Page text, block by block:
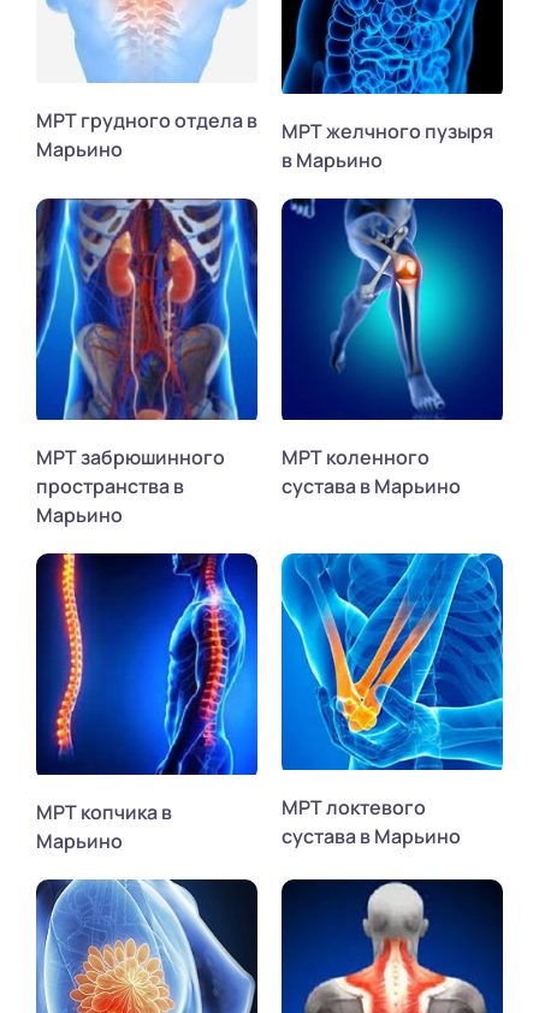
МРТ грудного отдела в
Марьино
МРТ желчного пузыря
в Марьино
МРТ забрюшинного
пространства в
Марьино
МРТ коленного
сустава в Марьино
МРТ копчика в
Марьино
МРТ локтевого
сустава в Марьино